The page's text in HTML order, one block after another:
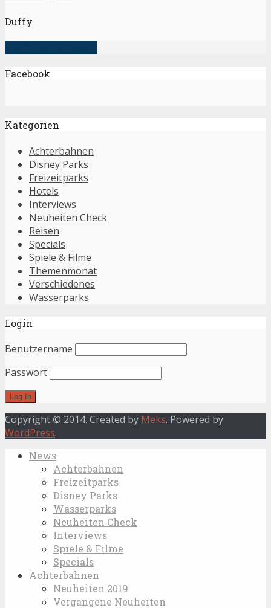
Duffy
Facebook
Kategorien
Achterbahnen
Disney Parks
Freizeitparks
Hotels
Interviews
Neuheiten Check
Reisen
Specials
Spiele & Filme
Themenmonat
Verschiedenes
Wasserparks
Login
Benutzername
Passwort
Copyright © 2014. Created by Meks. Powered by
WordPress.
News
Achterbahnen
Freizeitparks
Disney Parks
Wasserparks
Neuheiten Check
Interviews
Spiele & Filme
Specials
Achterbahnen
Neuheiten 2019
Vergangene Neuheiten